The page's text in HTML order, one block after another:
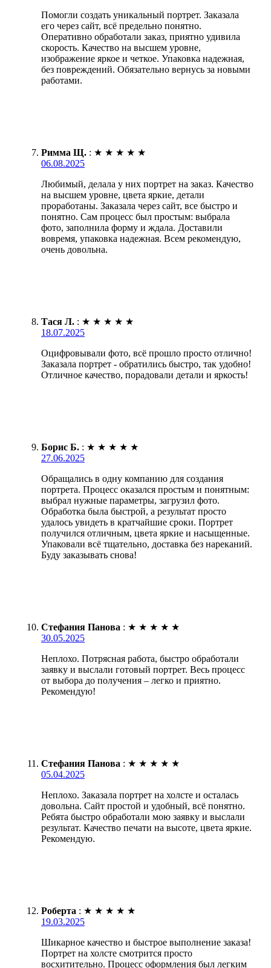
Помогли создать уникальный портрет. Заказала
его через сайт, всё предельно понятно.
Оперативно обработали заказ, приятно удивила
скорость. Качество на высшем уровне,
изображение яркое и четкое. Упаковка надежная,
без повреждений. Обязательно вернусь за новыми
работами.
Римма Щ. : ★ ★ ★ ★ ★
06.08.2025
Любимый, делала у них портрет на заказ. Качество
на высшем уровне, цвета яркие, детали
проработаны. Заказала через сайт, все быстро и
понятно. Сам процесс был простым: выбрала
фото, заполнила форму и ждала. Доставили
вовремя, упаковка надежная. Всем рекомендую,
очень довольна.
Тася Л. : ★ ★ ★ ★ ★
18.07.2025
Оцифровывали фото, всё прошло просто отлично!
Заказала портрет - обратились быстро, так удобно!
Отличное качество, порадовали детали и яркость!
Борис Б. : ★ ★ ★ ★ ★
27.06.2025
Обращались в одну компанию для создания
портрета. Процесс оказался простым и понятным:
выбрал нужные параметры, загрузил фото.
Обработка была быстрой, а результат просто
удалось увидеть в кратчайшие сроки. Портрет
получился отличным, цвета яркие и насыщенные.
Упаковали всё тщательно, доставка без нареканий.
Буду заказывать снова!
Стефания Панова : ★ ★ ★ ★ ★
30.05.2025
Неплохо. Потрясная работа, быстро обработали
заявку и выслали готовый портрет. Весь процесс
от выбора до получения – легко и приятно.
Рекомендую!
Стефания Панова : ★ ★ ★ ★ ★
05.04.2025
Неплохо. Заказала портрет на холсте и осталась
довольна. Сайт простой и удобный, всё понятно.
Ребята быстро обработали мою заявку и выслали
результат. Качество печати на высоте, цвета яркие.
Рекомендую.
Роберта : ★ ★ ★ ★ ★
19.03.2025
Шикарное качество и быстрое выполнение заказа!
Портрет на холсте смотрится просто
восхитительно. Процесс оформления был легким